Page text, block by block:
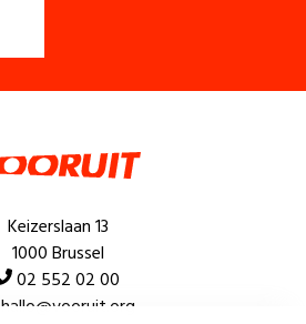
Keizerslaan 13
1000 Brussel
02 552 02 00
hallo@vooruit.org